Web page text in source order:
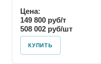
Цена:
149 800 руб/т
508 002 руб/шт
КУПИТЬ